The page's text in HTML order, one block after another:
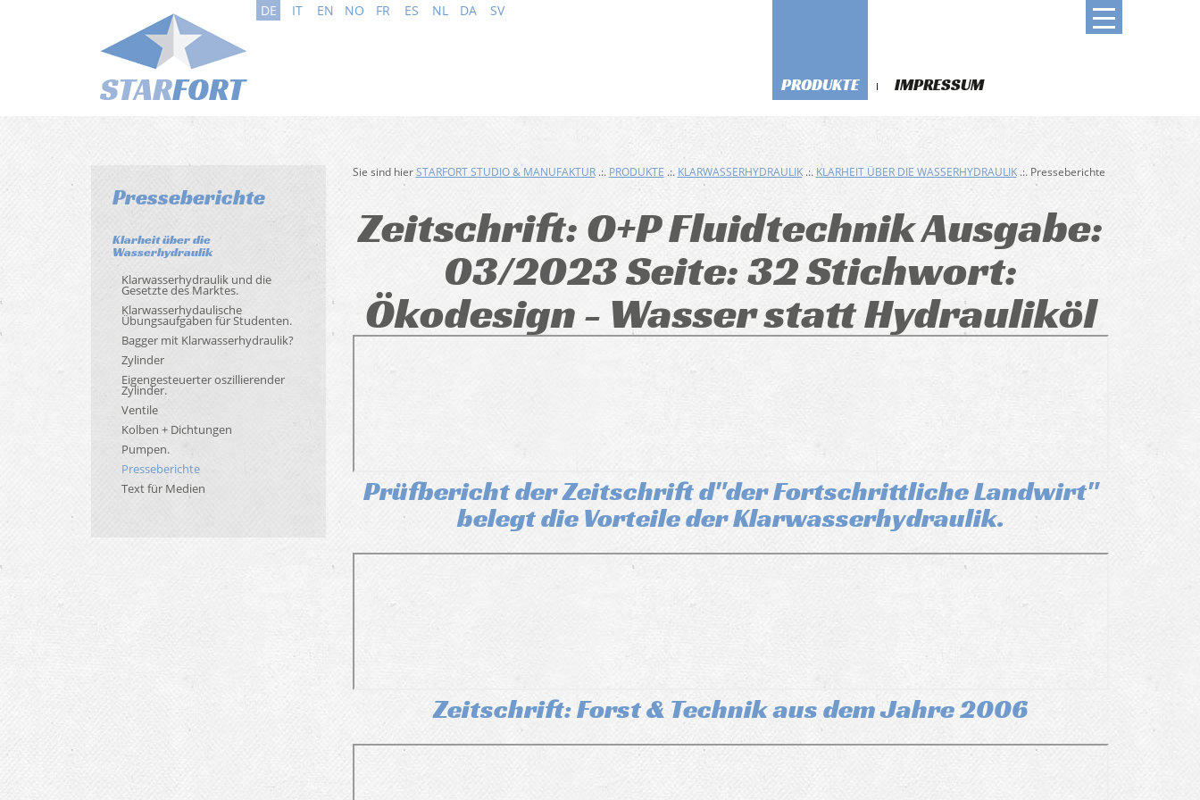
DE IT EN NO FR ES NL DA SV
PRODUKTE IMPRESSUM
Presseberichte
Klarheit über die
Wasserhydraulik
Klarwasserhydraulik und die
Gesetzte des Marktes.
Klarwasserhydaulische
Übungsaufgaben für Studenten.
Bagger mit Klarwasserhydraulik?
Zylinder
Eigengesteuerter oszillierender
Zylinder.
Ventile
Kolben + Dichtungen
Pumpen.
Presseberichte
Text für Medien
Sie sind hierSTARFORT STUDIO & MANUFAKTUR.:. PRODUKTE .:. KLARWASSERHYDRAULIK.:. KLARHEIT ÜBER DIE WASSERHYDRAULIK.:. Presseberichte
Zeitschrift: O+P Fluidtechnik Ausgabe:
03/2023 Seite: 32 Stichwort:
Ökodesign - Wasser statt Hydrauliköl
Prüfbericht der Zeitschrift d"der Fortschrittliche Landwirt"
belegt die Vorteile der Klarwasserhydraulik.
Zeitschrift: Forst & Technik aus dem Jahre 2006